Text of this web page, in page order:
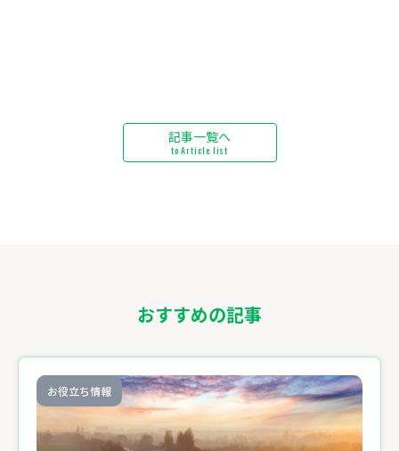
記事一覧へ
to Article list
おすすめの記事
お役立ち情報